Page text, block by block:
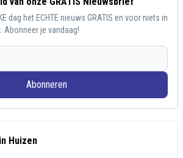
dag het ECHTE nieuws GRATIS en voor niets in
Abonneer je vandaag!
Abonneren
Huizen